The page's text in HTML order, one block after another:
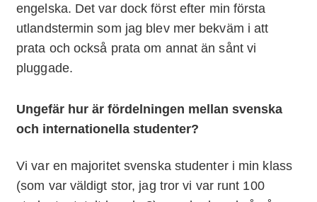
engelska. Det var dock först efter min första
utlandstermin som jag blev mer bekväm i att
prata och också prata om annat än sånt vi
pluggade.
Ungefär hur är fördelningen mellan svenska
och internationella studenter?
Vi var en majoritet svenska studenter i min klass
(som var väldigt stor, jag tror vi var runt 100